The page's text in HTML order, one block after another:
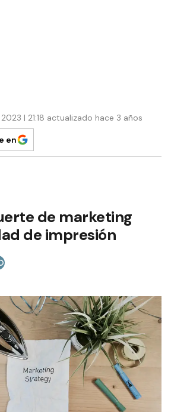
| 21:18 actualizado hace 3 años
en
de marketing
de impresión